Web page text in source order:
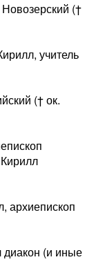
(†
учитель
(† ок.
архиепископ
(и иные